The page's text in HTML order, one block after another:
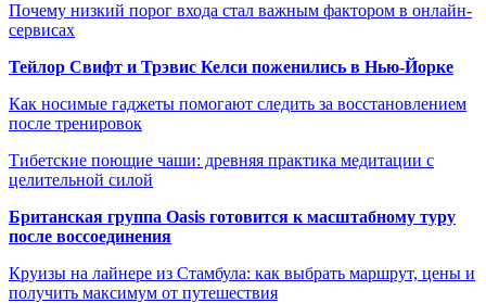
Почему низкий порог входа стал важным фактором в онлайн-
сервисах
Тейлор Свифт и Трэвис Келси поженились в Нью-Йорке
Как носимые гаджеты помогают следить за восстановлением
после тренировок
Тибетские поющие чаши: древняя практика медитации с
целительной силой
Британская группа Oasis готовится к масштабному туру
после воссоединения
Круизы на лайнере из Стамбула: как выбрать маршрут, цены и
получить максимум от путешествия